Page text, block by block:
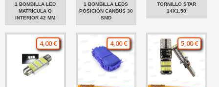
1 BOMBILLA LED
MATRICULA O
INTERIOR 42 MM
1 BOMBILLA LEDS
POSICIÓN CANBUS 30
SMD
TORNILLO STAR
14X1.50
4,00 € 4,00 € 5,00 €